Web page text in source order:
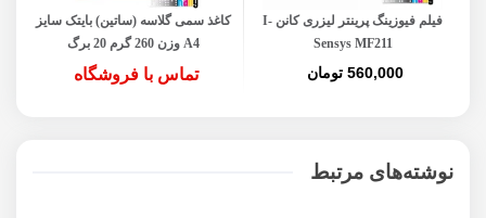
فیلم فیوزینگ پرینتر لیزری کانن I-
Sensys MF211
560,000 تومان
کاغذ سمی گلاسه (ساتین) بایتک سایز
A4 وزن 260 گرم 20 برگ
تماس با فروشگاه
نوشته‌های مرتبط